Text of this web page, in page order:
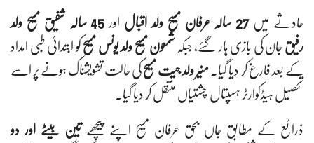
حادثے میں27 سالہ عرفان مسیح ولد اقبال اور
45 سالہ شفیق مسیح ولد
رفیق جان کی بازی ہار گئے، جبکہ شمعون مسیح ولد یونس مسیح کو ابتدائی طبی امداد
کے بعد فارغ کر دیا گیا۔ منیر ولد جیت مسیحکی حالت تشویشناک ہونے پر اسے
تحصیل ہیڈکوارٹر ہسپتال چشتیاں منتقل کر دیا گیا۔
ذرائع کے مطابق جاں بحق عرفان مسیح اپنے پیچھے تین بیٹے اور دو